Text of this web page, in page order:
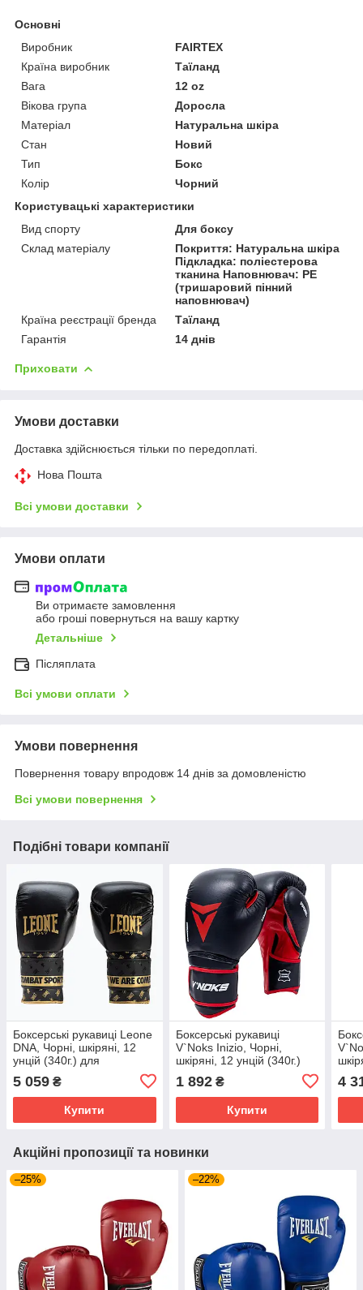
Основні
Виробник
FAIRTEX
Країна виробник
Таїланд
Вага
12 oz
Вікова група
Доросла
Матеріал
Натуральна шкіра
Стан
Новий
Тип
Бокс
Колір
Чорний
Користувацькі характеристики
Вид спорту
Для боксу
Склад матеріалу
Покриття: Натуральна шкіра
Підкладка: поліестерова
тканина Наповнювач: PE
(тришаровий пінний
наповнювач)
Країна реєстрації бренда
Таїланд
Гарантія
14 днів
Приховати
Умови доставки
Доставка здійснюється тільки по передоплаті.
Нова Пошта
Всі умови доставки
Умови оплати
Ви отримаєте замовлення
або гроші повернуться на вашу картку
Детальніше
Післяплата
Всі умови оплати
Умови повернення
Повернення товару впродовж 14 днів за домовленістю
Всі умови повернення
Подібні товари компанії
Боксерські рукавиці Leone
DNA, Чорні, шкіряні, 12
унцій (340г.) для
(500176)
5 059 ₴
Купити
Боксерські рукавиці
V`Noks Inizio, Чорні,
шкіряні, 12 унцій (340г.)
для спортсменів 60-80 кг.
(60098)
1 892₴
Купити
4
Акційні пропозиції та новинки
–25% –22%